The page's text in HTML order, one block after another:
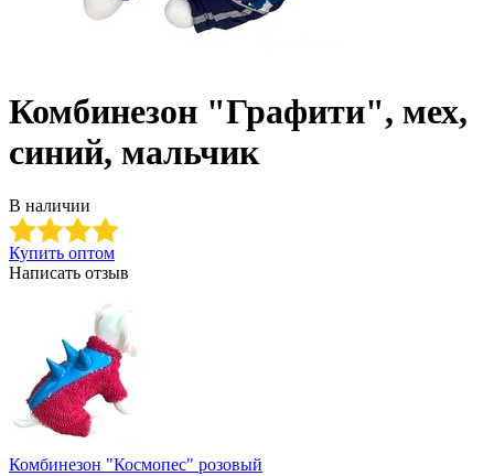
Комбинезон "Графити", мех,
синий, мальчик
В наличии
Купить оптом
Написать отзыв
Комбинезон "Космопес" розовый